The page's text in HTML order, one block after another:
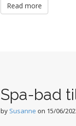
Read more
Spa-bad
by Susanne on 15/06/